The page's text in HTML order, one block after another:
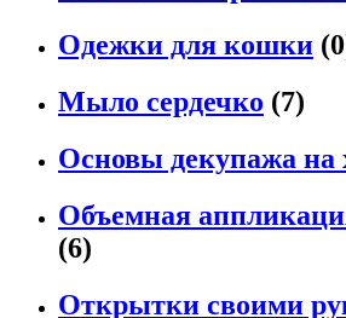
Одежки для кошки
Мыло сердечко (7)
Основы декупажа на
Объемная
(6)
Открытки своими